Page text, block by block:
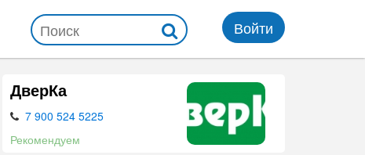
Войти
ДверКа
7 900 524 5225
Рекомендуем